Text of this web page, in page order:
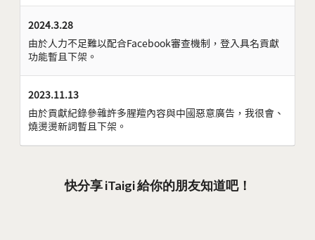
2024.3.28
由於人力不足難以配合Facebook審查機制，登入具名貢獻
功能暫且下架。
2023.11.13
由於貢獻紀錄參雜許多腥羶內容與中國惡意廣告，我很會、
燒燙燙新詞暫且下架。
快分享 iTaigi 給你的朋友知道吧！